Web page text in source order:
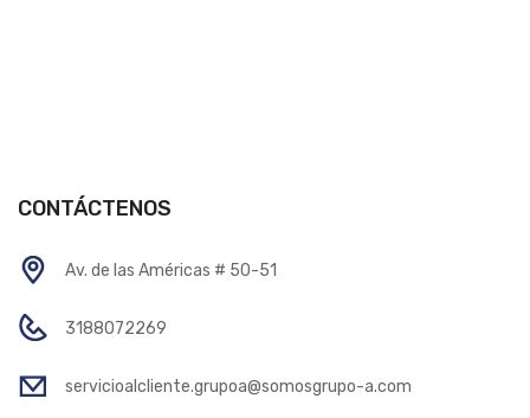
CONTÁCTENOS
Av. de las Américas # 50-51
3188072269
servicioalcliente.grupoa@somosgrupo-a.com